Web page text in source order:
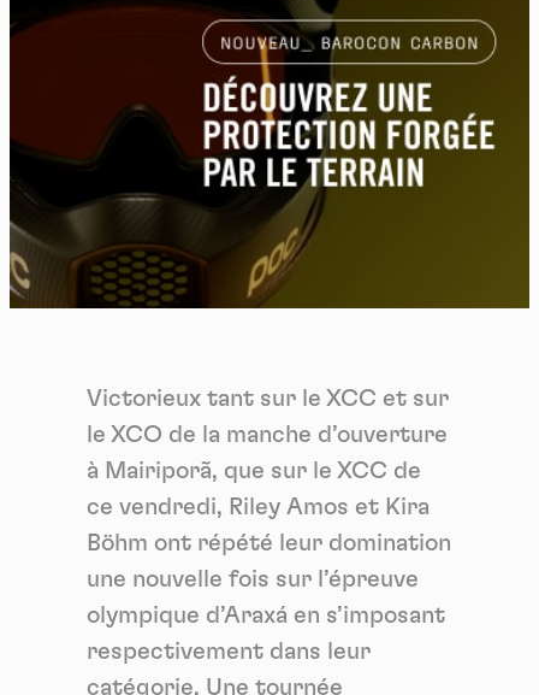
Victorieux tant sur le XCC et sur
le XCO de la manche d’ouverture
à Mairiporã, que sur le XCC de
ce vendredi, Riley Amos et Kira
Böhm ont répété leur domination
une nouvelle fois sur l’épreuve
olympique d’Araxá en s’imposant
respectivement dans leur
catégorie. Une tournée